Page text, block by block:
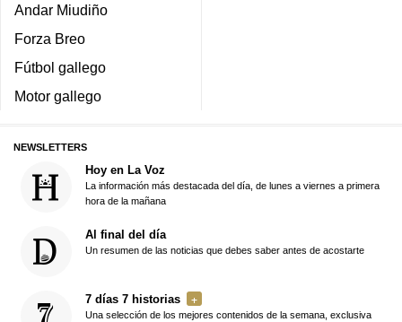
Andar Miudiño
Forza Breo
Fútbol gallego
Motor gallego
NEWSLETTERS
Hoy en La Voz
La información más destacada del día, de lunes a viernes a primera
hora de la mañana
Al final del día
Un resumen de las noticias que debes saber antes de acostarte
7 días 7 historias
Una selección de los mejores contenidos de la semana, exclusiva